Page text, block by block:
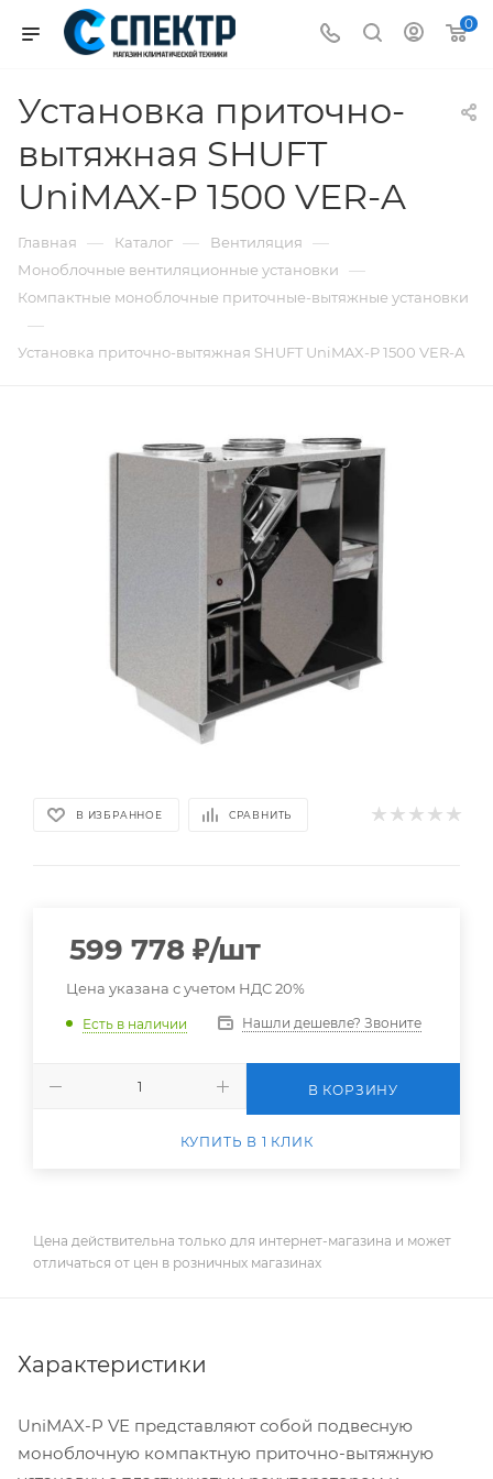
0
Установка приточно-
вытяжная SHUFT
UniMAX-P 1500 VER-A
Главная — Каталог — Вентиляция —
Моноблочные вентиляционные установки —
Компактные моноблочные приточные-вытяжные установки
—
Установка приточно-вытяжная SHUFT UniMAX-P 1500 VER-A
В ИЗБРАННОЕ СРАВНИТЬ
599 778 ₽/шт
Цена указана с учетом НДС 20%
Есть в наличии Нашли дешевле? Звоните
В КОРЗИНУ
КУПИТЬ В 1 КЛИК
Цена действительна только для интернет-магазина и может
отличаться от цен в розничных магазинах
Характеристики
UniMAX-P VЕ представляют собой подвесную
моноблочную компактную приточно-вытяжную